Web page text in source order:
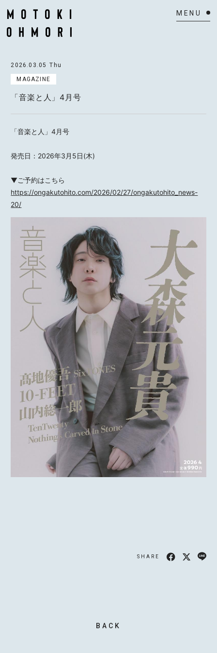
MOTOKI OHMORI
STAFF
NEWS
SCHEDULE
ACTOR
2026.03.05 Thu
MAGAZINE
「音楽と人」4月号
「音楽と人」4月号
発売日：2026年3月5日(木)
▼ご予約はこちら
https://ongakutohito.com/2026/02/27/ongakutohito_news-
20/
SHARE
BACK